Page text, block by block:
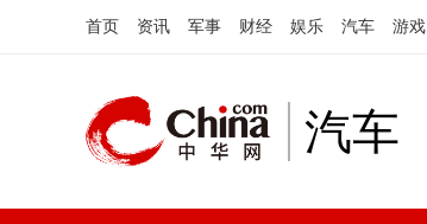
首页 资讯 军事 财经 娱乐 汽车 游戏
汽车